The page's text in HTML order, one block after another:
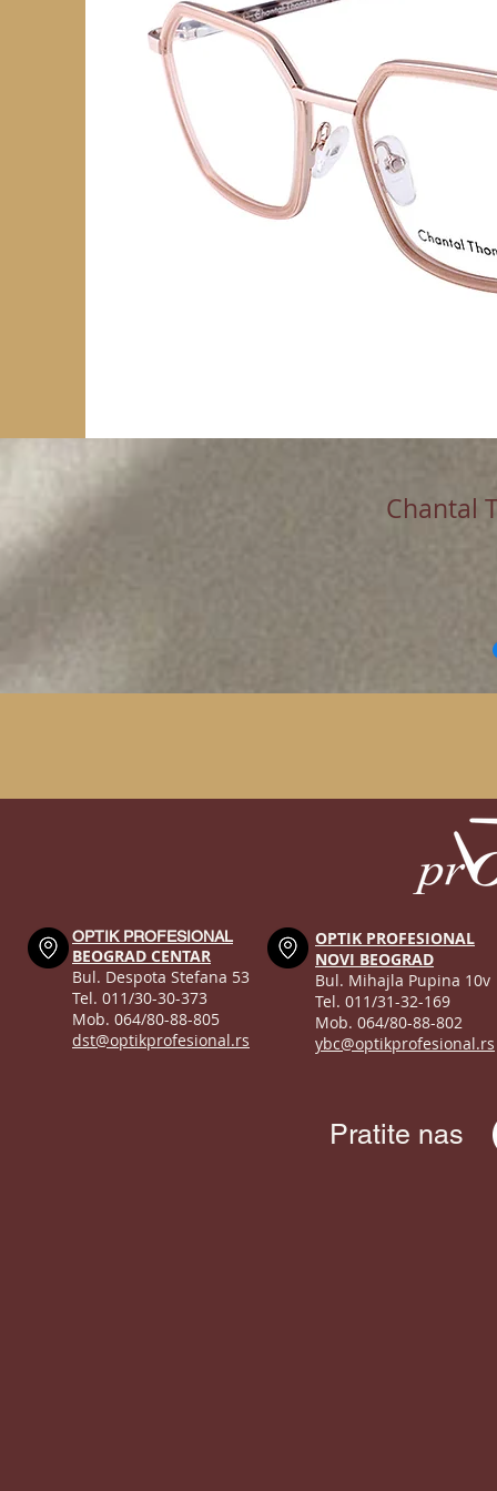
Chantal
OPTIK PROFESIONAL
BEOGRAD CENTAR
Bul. Despota Stefana 53
Tel. 011/30-30-373
Mob. 064/80-88-805
dst@optikprofesional.rs
OPTIK PROFESIONAL
NOVI BEOGRAD
Bul. Mihajla Pupina 10v
Tel. 011/31-32-169
Mob. 064/80-88-802
ybc@optikprofesional.rs
Pratite nas